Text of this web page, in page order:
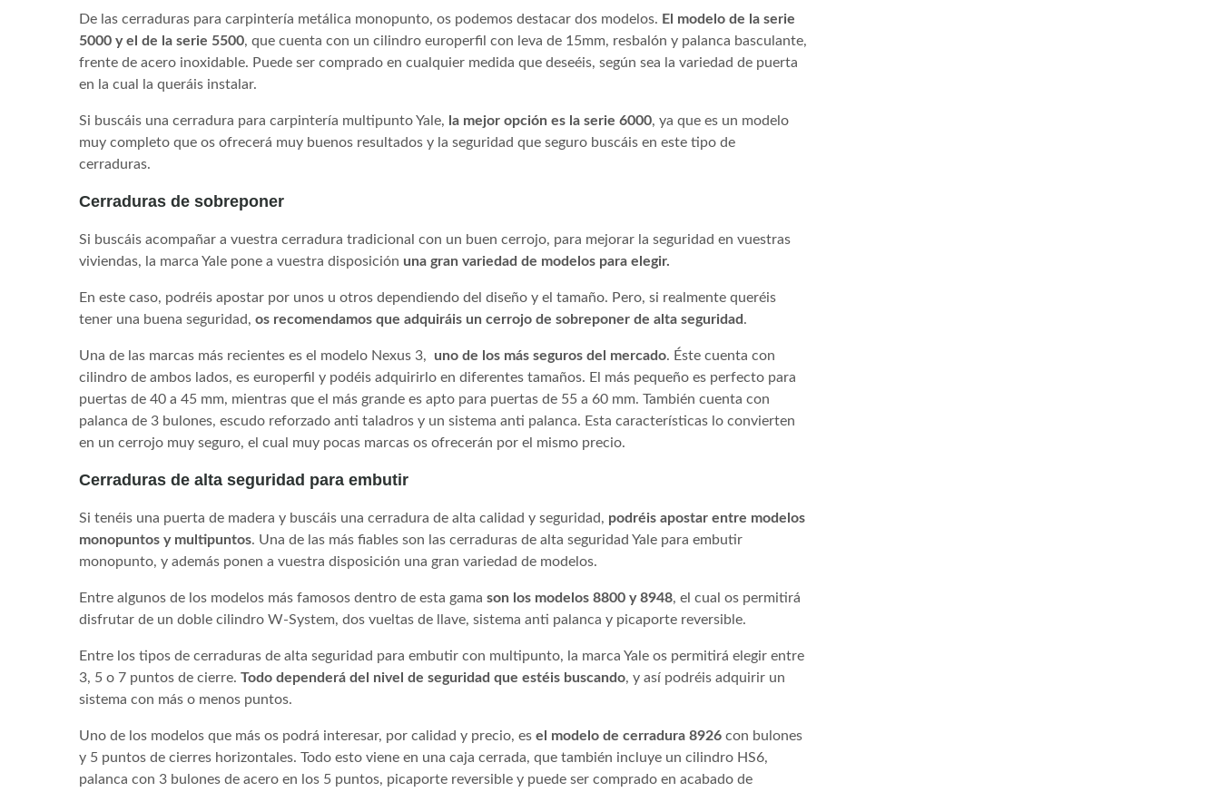
De las cerraduras para carpintería metálica monopunto, os podemos destacar dos modelos. El modelo de la serie
5000 y el de la serie 5500, que cuenta con un cilindro europerfil con leva de 15mm, resbalón y palanca basculante,
frente de acero inoxidable. Puede ser comprado en cualquier medida que deseéis, según sea la variedad de puerta
en la cual la queráis instalar.
Si buscáis una cerradura para carpintería multipunto Yale, la mejor opción es la serie 6000, ya que es un modelo
muy completo que os ofrecerá muy buenos resultados y la seguridad que seguro buscáis en este tipo de
cerraduras.
Cerraduras de sobreponer
Si buscáis acompañar a vuestra cerradura tradicional con un buen cerrojo, para mejorar la seguridad en vuestras
viviendas, la marca Yale pone a vuestra disposición una gran variedad de modelos para elegir.
En este caso, podréis apostar por unos u otros dependiendo del diseño y el tamaño. Pero, si realmente queréis
tener una buena seguridad, os recomendamos que adquiráis un cerrojo de sobreponer de alta seguridad .
Una de las marcas más recientes es el modelo Nexus 3, uno de los más seguros del mercado. Éste cuenta con
cilindro de ambos lados, es europerfil y podéis adquirirlo en diferentes tamaños. El más pequeño es perfecto para
puertas de 40 a 45 mm, mientras que el más grande es apto para puertas de 55 a 60 mm. También cuenta con
palanca de 3 bulones, escudo reforzado anti taladros y un sistema anti palanca. Esta características lo convierten
en un cerrojo muy seguro, el cual muy pocas marcas os ofrecerán por el mismo precio.
Cerraduras de alta seguridad para embutir
Si tenéis una puerta de madera y buscáis una cerradura de alta calidad y seguridad, podréis apostar entre modelos
monopuntos y multipuntos. Una de las más fiables son las cerraduras de alta seguridad Yale para embutir
monopunto, y además ponen a vuestra disposición una gran variedad de modelos.
Entre algunos de los modelos más famosos dentro de esta gama son los modelos 8800 y 8948, el cual os permitirá
disfrutar de un doble cilindro W-System, dos vueltas de llave, sistema anti palanca y picaporte reversible.
Entre los tipos de cerraduras de alta seguridad para embutir con multipunto, la marca Yale os permitirá elegir entre
3, 5 o 7 puntos de cierre. Todo dependerá del nivel de seguridad que estéis buscando, y así podréis adquirir un
sistema con más o menos puntos.
Uno de los modelos que más os podrá interesar, por calidad y precio, es el modelo de cerradura 8926 con bulones
y 5 puntos de cierres horizontales. Todo esto viene en una caja cerrada, que también incluye un cilindro HS6,
palanca con 3 bulones de acero en los 5 puntos, picaporte reversible y puede ser comprado en acabado de